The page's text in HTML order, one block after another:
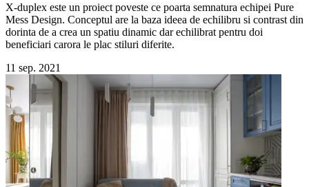
X-duplex este un proiect poveste ce poarta semnatura echipei Pure
Mess Design. Conceptul are la baza ideea de echilibru si contrast din
dorinta de a crea un spatiu dinamic dar echilibrat pentru doi
beneficiari carora le plac stiluri diferite.
11 sep. 2021